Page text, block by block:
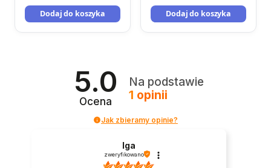
Dodaj do koszyka Dodaj do koszyka
5.0
Ocena
Na podstawie
1 opinii
Jak zbieramy opinie?
Iga
zweryfikowano